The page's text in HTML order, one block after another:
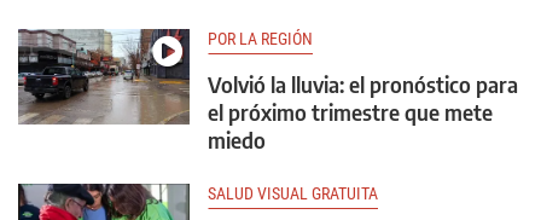
POR LA REGIÓN
Volvió la lluvia: el pronóstico para
el próximo trimestre que mete
miedo
SALUD VISUAL GRATUITA